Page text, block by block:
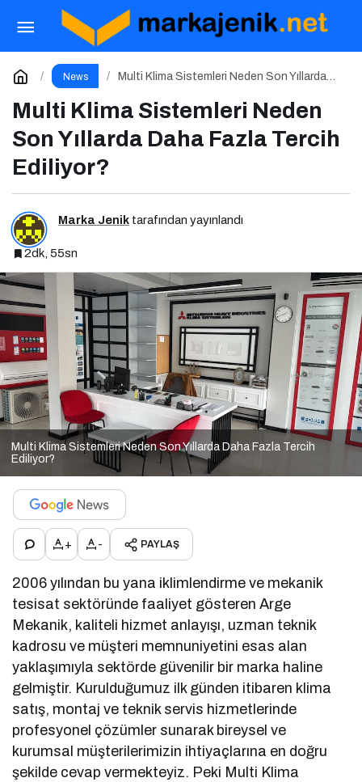
News
Multi Klima Sistemleri Neden Son Yıllarda
Multi Klima Sistemleri Neden
Son Yıllarda Daha Fazla Tercih
Ediliyor?
Marka Jenik tarafından yayınlandı
2dk, 55sn
Multi Klima Sistemleri Neden Son Yıllarda Daha Fazla Tercih
Ediliyor?
+ - PAYLAŞ
2006 yılından bu yana iklimlendirme ve mekanik
tesisat sektöründe faaliyet gösteren Arge
Mekanik, kaliteli hizmet anlayışı, uzman teknik
kadrosu ve müşteri memnuniyetini esas alan
yaklaşımıyla sektörde güvenilir bir marka haline
gelmiştir. Kurulduğumuz ilk günden itibaren klima
satış, montaj ve teknik servis hizmetlerinde
profesyonel çözümler sunarak bireysel ve
kurumsal müşterilerimizin ihtiyaçlarına en doğru
şekilde cevap vermekteyiz. Peki Multi Klima
Awwex, lojistik sürecin tüm aşamalarını
dijitalleştiriyor
Yorum Yap